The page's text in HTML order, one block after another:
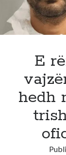
E
hedh